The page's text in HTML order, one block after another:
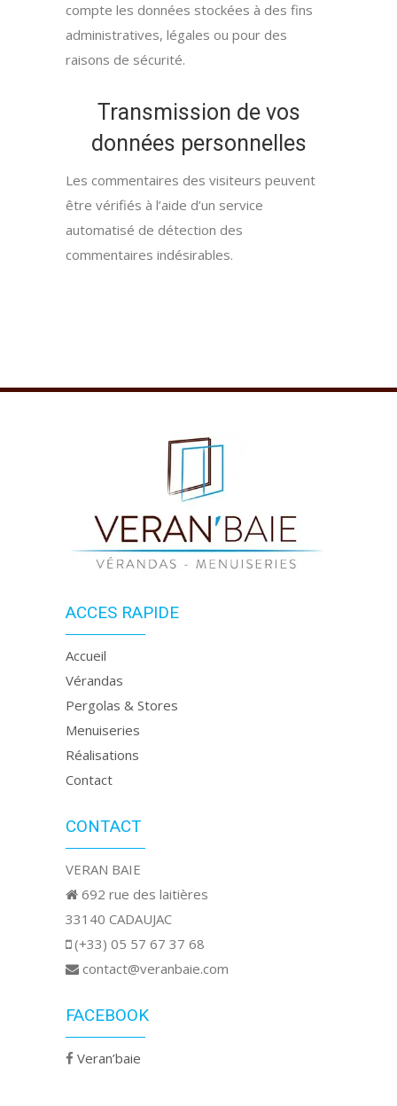
compte les données stockées à des fins
administratives, légales ou pour des
raisons de sécurité.
Transmission de vos
données personnelles
Les commentaires des visiteurs peuvent
être vérifiés à l’aide d’un service
automatisé de détection des
commentaires indésirables.
ACCES RAPIDE
Accueil
Vérandas
Pergolas & Stores
Menuiseries
Réalisations
Contact
CONTACT
VERAN BAIE
692 rue des laitières
33140 CADAUJAC
(+33) 05 57 67 37 68
contact@veranbaie.com
FACEBOOK
Veran’baie